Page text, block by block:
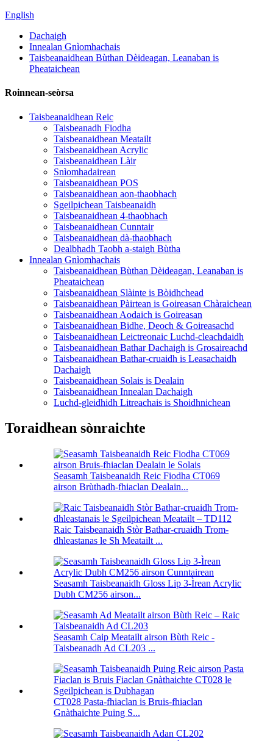
English
Dachaigh
Innealan Gnìomhachais
Taisbeanaidhean Bùthan Dèideagan, Leanaban is
Pheataichean
Roinnean-seòrsa
Taisbeanaidhean Reic
Taisbeanadh Fiodha
Taisbeanaidhean Meatailt
Taisbeanaidhean Acrylic
Taisbeanaidhean Làir
Snìomhadairean
Taisbeanaidhean POS
Taisbeanaidhean aon-thaobhach
Sgeilpichean Taisbeanaidh
Taisbeanaidhean 4-thaobhach
Taisbeanaidhean Cunntair
Taisbeanaidhean dà-thaobhach
Dealbhadh Taobh a-staigh Bùtha
Innealan Gnìomhachais
Taisbeanaidhean Bùthan Dèideagan, Leanaban is
Pheataichean
Taisbeanaidhean Slàinte is Bòidhchead
Taisbeanaidhean Pàirtean is Goireasan Chàraichean
Taisbeanaidhean Aodaich is Goireasan
Taisbeanaidhean Bidhe, Deoch & Goireasachd
Taisbeanaidhean Leictreonaic Luchd-cleachdaidh
Taisbeanaidhean Bathar Dachaigh is Grosaireachd
Taisbeanaidhean Bathar-cruaidh is Leasachaidh
Dachaigh
Taisbeanaidhean Solais is Dealain
Taisbeanaidhean Innealan Dachaigh
Luchd-gleidhidh Litreachais is Shoidhnichean
Toraidhean sònraichte
Seasamh Taisbeanaidh Reic Fiodha CT069
airson Brùthadh-fhiaclan Dealain...
Raic Taisbeanaidh Stòr Bathar-cruaidh Trom-
dhleastanas le Sh Meatailt ...
Seasamh Taisbeanaidh Gloss Lip 3-Ìrean Acrylic
Dubh CM256 airson...
Seasamh Caip Meatailt airson Bùth Reic -
Taisbeanadh Ad CL203 ...
CT028 Pasta-fhiaclan is Bruis-fhiaclan
Gnàthaichte Puing S...